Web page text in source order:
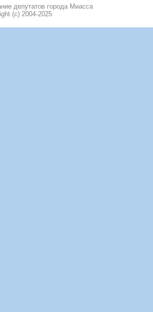
депутатов города Миасса
(c) 2004-2025